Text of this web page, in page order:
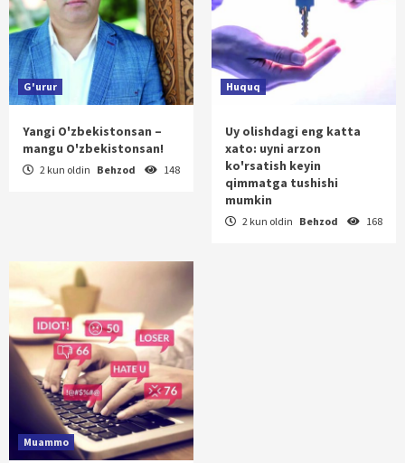
G'urur
Yangi O'zbekistonsan –
mangu O'zbekistonsan!
2 kun oldin Behzod 148
Huquq
Uy olishdagi eng katta
xato: uyni arzon
ko'rsatish keyin
qimmatga tushishi
mumkin
2 kun oldin Behzod 168
Muammo